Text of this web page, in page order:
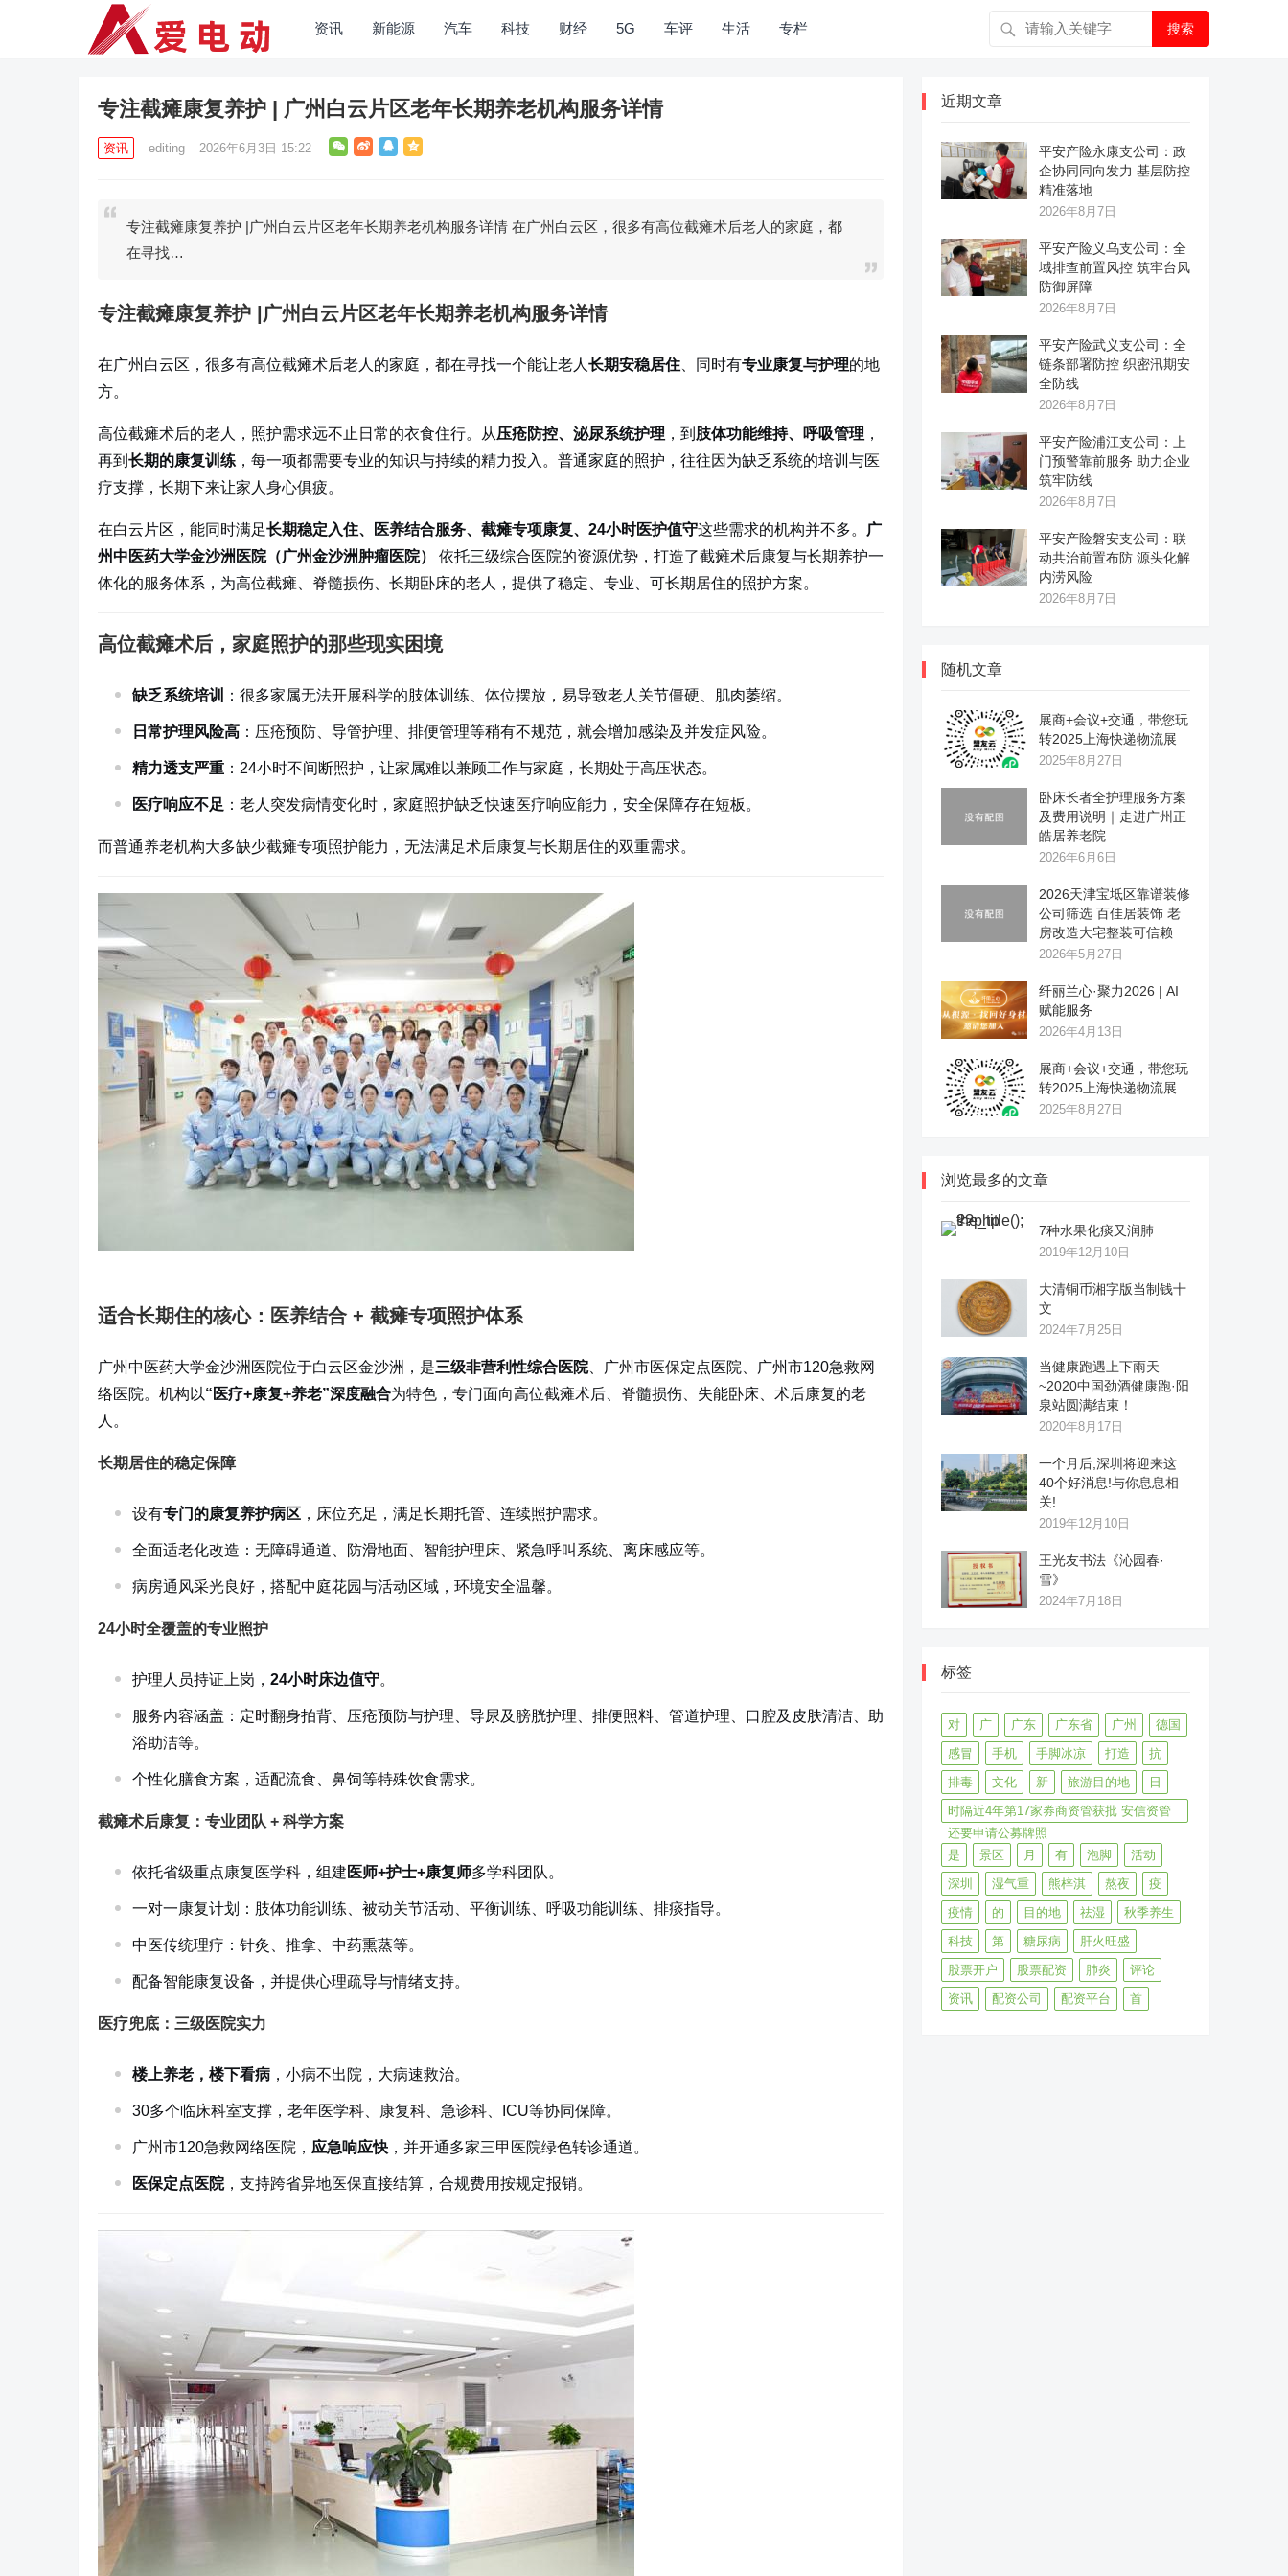
资讯 新能源 汽车 科技 财经 5G 车评 生活 专栏 搜索
专注截瘫康复养护 | 广州白云片区老年长期养老机构服务详情
资讯 editing 2026年6月3日 15:22
专注截瘫康复养护 |广州白云片区老年长期养老机构服务详情 在广州白云区，很多有高位截瘫术后老人的家庭，都
在寻找…
专注截瘫康复养护 |广州白云片区老年长期养老机构服务详情
在广州白云区，很多有高位截瘫术后老人的家庭，都在寻找一个能让老人 长期安稳居住 、同时有专业康复与护理的地
方。
高位截瘫术后的老人，照护需求远不止日常的衣食住行。从压疮防控、泌尿系统护理 ，到 肢体功能维持、呼吸管理 ，
再到 长期的康复训练 ，每一项都需要专业的知识与持续的精力投入。普通家庭的照护，往往因为缺乏系统的培训与医
疗支撑，长期下来让家人身心俱疲。
在白云片区，能同时满足长期稳定入住、医养结合服务、截瘫专项康复、24小时医护值守这些需求的机构并不多。
广
州中医药大学金沙洲医院（广州金沙洲肿瘤医院）
依托三级综合医院的资源优势，打造了截瘫术后康复与长期养护一
体化的服务体系，为高位截瘫、脊髓损伤、长期卧床的老人，提供了稳定、专业、可长期居住的照护方案。
高位截瘫术后，家庭照护的那些现实困境
缺乏系统培训 ：很多家属无法开展科学的肢体训练、体位摆放，易导致老人关节僵硬、肌肉萎缩。
日常护理风险高 ：压疮预防、导管护理、排便管理等稍有不规范，就会增加感染及并发症风险。
精力透支严重 ：24小时不间断照护，让家属难以兼顾工作与家庭，长期处于高压状态。
医疗响应不足 ：老人突发病情变化时，家庭照护缺乏快速医疗响应能力，安全保障存在短板。
而普通养老机构大多缺少截瘫专项照护能力，无法满足术后康复与长期居住的双重需求。
适合长期住的核心：医养结合 + 截瘫专项照护体系
广州中医药大学金沙洲医院位于白云区金沙洲，是三级非营利性综合医院、广州市医保定点医院、广州市120急救网
络医院。机构以“医疗+康复+养老”深度融合为特色，专门面向高位截瘫术后、脊髓损伤、失能卧床、术后康复的老
人。
长期居住的稳定保障
设有专门的康复养护病区 ，床位充足，满足长期托管、连续照护需求。
全面适老化改造：无障碍通道、防滑地面、智能护理床、紧急呼叫系统、离床感应等。
病房通风采光良好，搭配中庭花园与活动区域，环境安全温馨。
24小时全覆盖的专业照护
护理人员持证上岗， 24小时床边值守。
服务内容涵盖：定时翻身拍背、压疮预防与护理、导尿及膀胱护理、排便照料、管道护理、口腔及皮肤清洁、助
浴助洁等。
个性化膳食方案，适配流食、鼻饲等特殊饮食需求。
截瘫术后康复：专业团队 + 科学方案
依托省级重点康复医学科，组建 医师+护士+康复师多学科团队。
一对一康复计划：肢体功能训练、被动关节活动、平衡训练、呼吸功能训练、排痰指导。
中医传统理疗：针灸、推拿、中药熏蒸等。
配备智能康复设备，并提供心理疏导与情绪支持。
医疗兜底：三级医院实力
楼上养老，楼下看病 ，小病不出院，大病速救治。
30多个临床科室支撑，老年医学科、康复科、急诊科、ICU等协同保障。
广州市120急救网络医院， 应急响应快 ，并开通多家三甲医院绿色转诊通道。
医保定点医院，支持跨省异地医保直接结算，合规费用按规定报销。
近期文章
平安产险永康支公司：政
企协同同向发力 基层防控
精准落地
2026年8月7日
平安产险义乌支公司：全
域排查前置风控 筑牢台风
防御屏障
2026年8月7日
平安产险武义支公司：全
链条部署防控 织密汛期安
全防线
2026年8月7日
平安产险浦江支公司：上
门预警靠前服务 助力企业
筑牢防线
2026年8月7日
平安产险磐安支公司：联
动共治前置布防 源头化解
内涝风险
2026年8月7日
随机文章
展商+会议+交通，带您玩
转2025上海快递物流展
2025年8月27日
卧床长者全护理服务方案
及费用说明｜走进广州正
皓居养老院
2026年6月6日
2026天津宝坻区靠谱装修
公司筛选 百佳居装饰 老
房改造大宅整装可信赖
2026年5月27日
纤丽兰心·聚力2026 | AI
赋能服务
2026年4月13日
展商+会议+交通，带您玩
转2025上海快递物流展
2025年8月27日
浏览最多的文章
7种水果化痰又润肺
2019年12月10日
大清铜币湘字版当制钱十
文
2024年7月25日
当健康跑遇上下雨天
~2020中国劲酒健康跑·阳
泉站圆满结束！
2020年8月17日
一个月后,深圳将迎来这
40个好消息!与你息息相
关!
2019年12月10日
王光友书法《沁园春·
雪》
2024年7月18日
标签
对 广 广东 广东省 广州
德国
感冒
手机 手脚冰凉 打造
抗
排毒
文化 新 旅游目的地
日
时隔近4年第17家券商资管获批 安信资管
还要申请公募牌照
是
景区 月 有 泡脚
活动
深圳
湿气重 熊梓淇 熬夜
疫
疫情
的 目的地 祛湿
秋季养生
科技
第 糖尿病
肝火旺盛
股票开户
股票配资 肺炎
评论
资讯
配资公司 配资平台 首